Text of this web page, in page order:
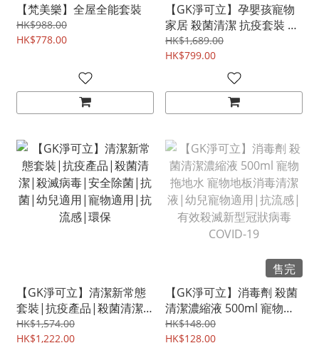
【梵美樂】全屋全能套裝
HK$988.00
HK$778.00
【GK淨可立】孕嬰孩寵物
家居 殺菌清潔 抗疫套裝 |
殺滅病毒|安全除菌|抗菌|
幼兒適用|寵物適用|抗流
HK$1,689.00
HK$799.00
【GK淨可立】清潔新常態
套裝|抗疫產品|殺菌清潔|
殺滅病毒|安全除菌|抗菌|
幼兒適用|寵物適用|抗流
HK$1,574.00
HK$1,222.00
售完
【GK淨可立】消毒劑 殺菌
清潔濃縮液 500ml 寵物拖
地水 寵物地板消毒清潔液|
幼兒寵物適用|抗流感|有
HK$148.00
HK$128.00